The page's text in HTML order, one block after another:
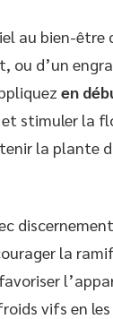
au bien-être
ou d’un
en
stimuler la
la plante
la
vifs en